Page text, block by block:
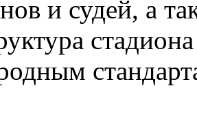
и судей, а
стадиона